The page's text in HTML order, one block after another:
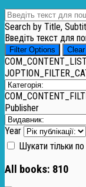
Search by Title,
Введіть текст для
Filter Options Clear
Publisher
Year
Шукати тільки
All books: 810